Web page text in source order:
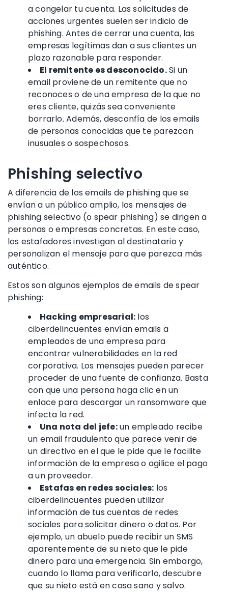
a congelar tu cuenta. Las solicitudes de
acciones urgentes suelen serindicio de
phishing. Antes de cerrar una cuenta, las
empresas legítimas dan a sus clientes un
plazo razonable para responder.
El remitente es desconocido.Si un
email proviene de un remitente que no
reconoces o de una empresa de la que no
eres cliente, quizás sea conveniente
borrarlo. Además, desconfía de los emails
de personas conocidas que te parezcan
inusuales o sospechosos.
Phishing selectivo
A diferencia de losemails de phishingque se
envían a un público amplio, los mensajes de
phishing selectivo (o spear phishing) se dirigen a
personas o empresas concretas. En este caso,
los estafadores investigan al destinatario y
personalizan el mensaje para que parezca más
auténtico.
Estos son algunos ejemplos deemails de spear
phishing:
Hacking empresarial: los
ciberdelincuentes envían emails a
empleados de una empresa para
encontrarvulnerabilidades en la red
corporativa. Los mensajes pueden parecer
proceder de una fuente de confianza. Basta
con que una persona haga clic en un
enlace para descargar un ransomware que
infecta la red.
Una nota del jefe:un empleado recibe
un email fraudulentoque parece venir de
un directivo en el que le pide que le facilite
información de la empresa o agilice el pago
a un proveedor.
Estafas en redessociales: los
ciberdelincuentes pueden utilizar
información de tus cuentas de redes
sociales para solicitar dinero o datos. Por
ejemplo, un abuelo puede recibir un SMS
aparentemente de su nieto que le pide
dinero para una emergencia. Sin embargo,
cuando lo llama para verificarlo, descubre
que su nieto está en casa sano y salvo.